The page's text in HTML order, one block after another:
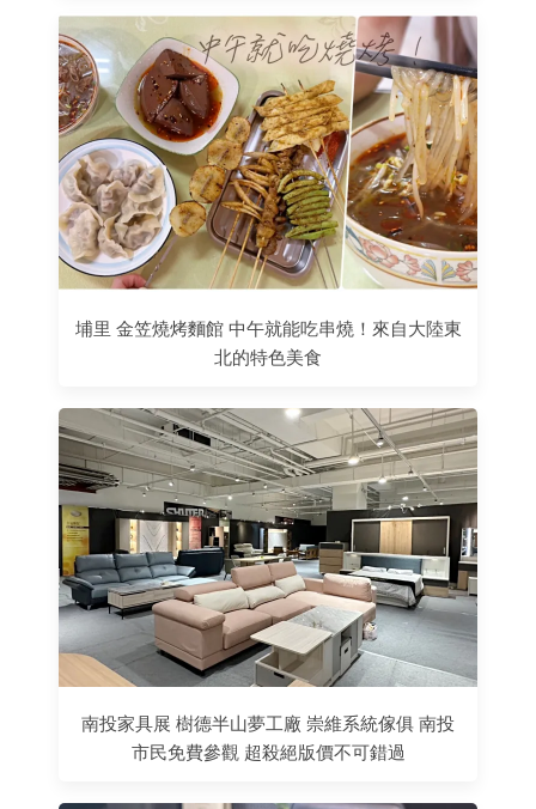
埔里 金笠燒烤麵館 中午就能吃串燒！來自大陸東
北的特色美食
南投家具展 樹德半山夢工廠 崇維系統傢俱 南投
市民免費參觀 超殺絕版價不可錯過